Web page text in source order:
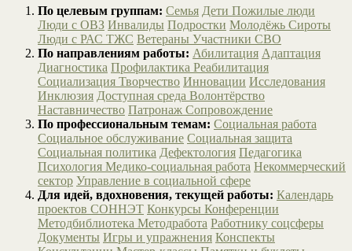
По целевым группам: Семья Дети Пожилые люди
Люди с ОВЗ Инвалиды Подростки Молодёжь Сироты
Люди с РАС ТЖС Ветераны Участники СВО
По направлениям работы: Абилитация Адаптация
Диагностика Профилактика Реабилитация
Социализация Творчество Инновации Исследования
Инклюзия Доступная среда Волонтёрство
Наставничество Патронаж Сопровождение
По профессиональным темам: Социальная работа
Социальное обслуживание Социальная защита
Социальная политика Дефектология Педагогика
Психология Медико-социальная работа Некоммерческий
сектор Управление в социальной сфере
Для идей, вдохновения, текущей работы: Календарь
проектов СОННЭТ Конкурсы Конференции
Методбиблиотека Методработа Работнику соцсферы
Документы Игры и упражнения Конспекты